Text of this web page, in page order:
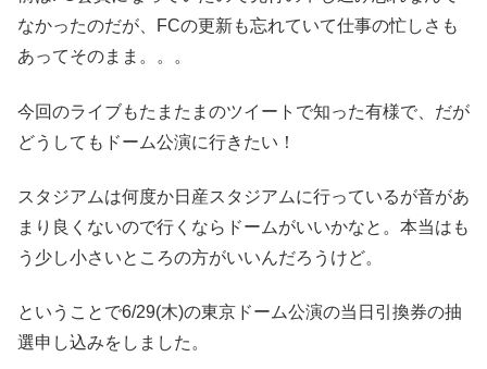
なかったのだが、FCの更新も忘れていて仕事の忙しさも
あってそのまま。。。
今回のライブもたまたまのツイートで知った有様で、だが
どうしてもドーム公演に行きたい！
スタジアムは何度か日産スタジアムに行っているが音があ
まり良くないので行くならドームがいいかなと。本当はも
う少し小さいところの方がいいんだろうけど。
ということで6/29(木)の東京ドーム公演の当日引換券の抽
選申し込みをしました。